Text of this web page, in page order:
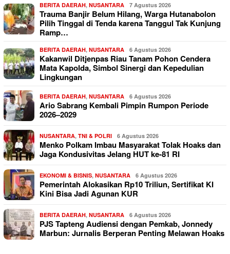
BERITA DAERAH, NUSANTARA 7 Agustus 2026
Trauma Banjir Belum Hilang, Warga Hutanabolon
Pilih Tinggal di Tenda karena Tanggul Tak Kunjung
Ramp…
BERITA DAERAH, NUSANTARA 6 Agustus 2026
Kakanwil Ditjenpas Riau Tanam Pohon Cendera
Mata Kapolda, Simbol Sinergi dan Kepedulian
Lingkungan
BERITA DAERAH, NUSANTARA 6 Agustus 2026
Ario Sabrang Kembali Pimpin Rumpon Periode
2026–2029
NUSANTARA, TNI & POLRI 6 Agustus 2026
Menko Polkam Imbau Masyarakat Tolak Hoaks dan
Jaga Kondusivitas Jelang HUT ke-81 RI
EKONOMI & BISNIS, NUSANTARA 6 Agustus 2026
Pemerintah Alokasikan Rp10 Triliun, Sertifikat KI
Kini Bisa Jadi Agunan KUR
BERITA DAERAH, NUSANTARA 6 Agustus 2026
PJS Tapteng Audiensi dengan Pemkab, Jonnedy
Marbun: Jurnalis Berperan Penting Melawan Hoaks